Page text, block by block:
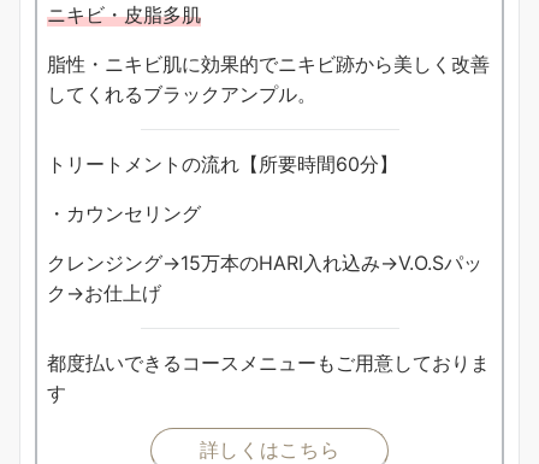
ニキビ・皮脂多肌
脂性・ニキビ肌に効果的でニキビ跡から美しく改善
してくれるブラックアンプル。
トリートメントの流れ【所要時間60分】
・カウンセリング
クレンジング→15万本のHARI入れ込み→V.O.Sパッ
ク→お仕上げ
都度払いできるコースメニューもご用意しておりま
す
詳しくはこちら